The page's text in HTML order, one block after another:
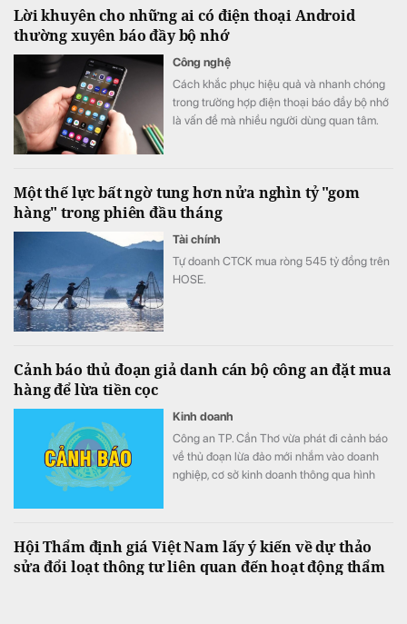
Lời khuyên cho những ai có điện thoại Android
thường xuyên báo đầy bộ nhớ
Công nghệ
Cách khắc phục hiệu quả và nhanh chóng
trong trường hợp điện thoại báo đầy bộ nhớ
là vấn đề mà nhiều người dùng quan tâm.
Một thế lực bất ngờ tung hơn nửa nghìn tỷ "gom
hàng" trong phiên đầu tháng
Tài chính
Tự doanh CTCK mua ròng 545 tỷ đồng trên
HOSE.
Cảnh báo thủ đoạn giả danh cán bộ công an đặt mua
hàng để lừa tiền cọc
Kinh doanh
Công an TP. Cần Thơ vừa phát đi cảnh báo
về thủ đoạn lừa đảo mới nhắm vào doanh
nghiệp, cơ sở kinh doanh thông qua hình
tiền đặt cọc cho doanh nghiệp "sân sau" do
các đối tượng dựng lên để chiếm đoạt tài
Hội Thẩm định giá Việt Nam lấy ý kiến về dự thảo
sửa đổi loạt thông tư liên quan đến hoạt động thẩm